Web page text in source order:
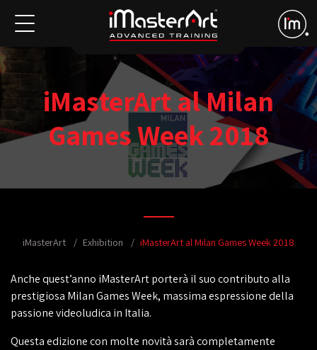
iMasterArt al Milan
Games Week 2018
iMasterArt Exhibition iMasterArt al Milan Games Week 2018
Anche quest’anno iMasterArt porterà il suo contributo alla
prestigiosa Milan Games Week, massima espressione della
passione videoludica in Italia.
Questa edizione con molte novità sarà completamente